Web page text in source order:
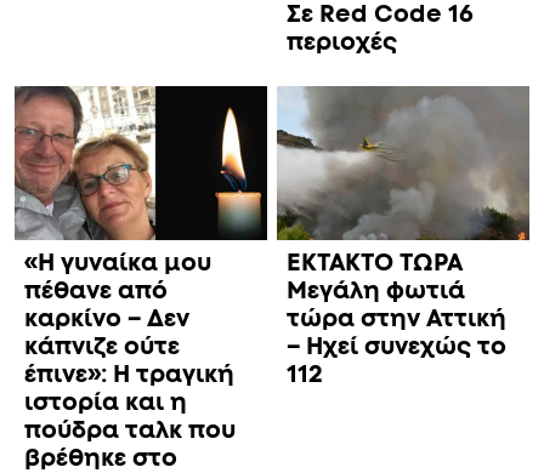
Σε Red Code 16
περιοχές
«Η γυναίκα μου
πέθανε από
καρκίνο – Δεν
κάπνιζε ούτε
έπινε»: Η τραγική
ιστορία και η
πούδρα ταλκ που
βρέθηκε στο
ΕΚΤΑΚΤΟ ΤΩΡΑ
Μεγάλη φωτιά
τώρα στην Αττική
– Ηχεί συνεχώς το
112